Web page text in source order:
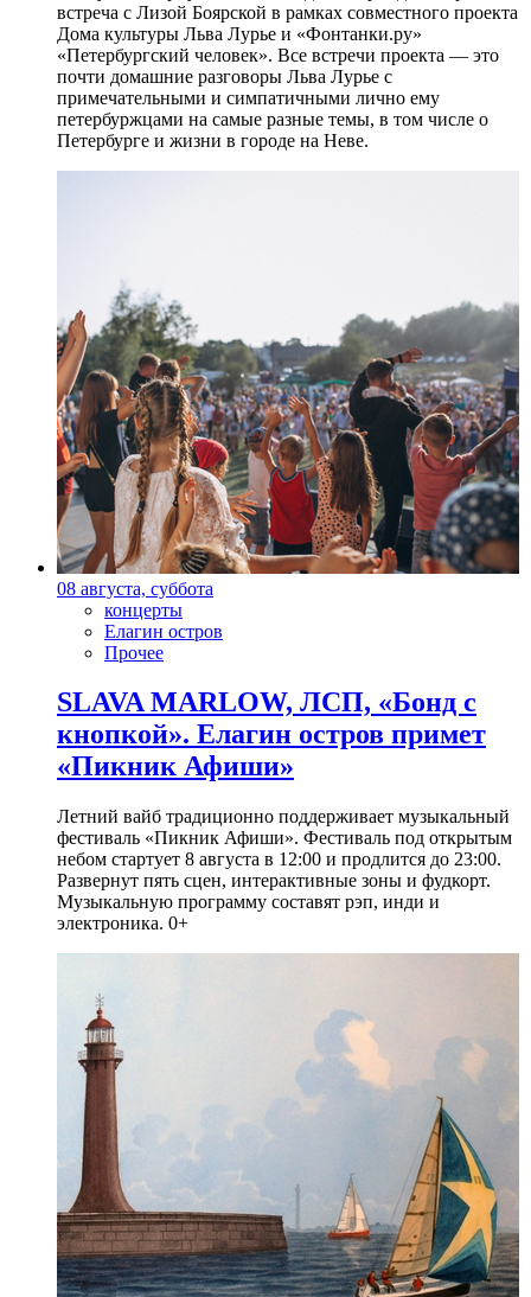
встреча с Лизой Боярской в рамках совместного проекта
Дома культуры Льва Лурье и «Фонтанки.ру»
«Петербургский человек». Все встречи проекта — это
почти домашние разговоры Льва Лурье с
примечательными и симпатичными лично ему
петербуржцами на самые разные темы, в том числе о
Петербурге и жизни в городе на Неве.
08 августа, суббота
концерты
Елагин остров
Прочее
SLAVA MARLOW, ЛСП, «Бонд с
кнопкой». Елагин остров примет
«Пикник Афиши»
Летний вайб традиционно поддерживает музыкальный
фестиваль «Пикник Афиши». Фестиваль под открытым
небом стартует 8 августа в 12:00 и продлится до 23:00.
Развернут пять сцен, интерактивные зоны и фудкорт.
Музыкальную программу составят рэп, инди и
электроника. 0+